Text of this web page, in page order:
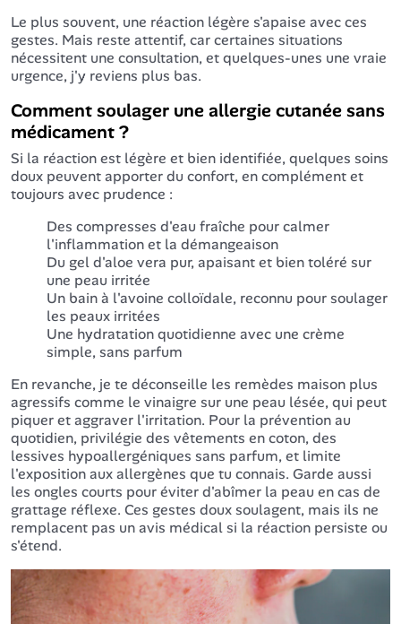
Le plus souvent, une réaction légère s'apaise avec ces
gestes. Mais reste attentif, car certaines situations
nécessitent une consultation, et quelques-unes une vraie
urgence, j'y reviens plus bas.
Comment soulager une allergie cutanée sans
médicament ?
Si la réaction est légère et bien identifiée, quelques soins
doux peuvent apporter du confort, en complément et
toujours avec prudence :
Des compresses d'eau fraîche pour calmer
l'inflammation et la démangeaison
Du gel d'aloe vera pur, apaisant et bien toléré sur
une peau irritée
Un bain à l'avoine colloïdale, reconnu pour soulager
les peaux irritées
Une hydratation quotidienne avec une crème
simple, sans parfum
En revanche, je te déconseille les remèdes maison plus
agressifs comme le vinaigre sur une peau lésée, qui peut
piquer et aggraver l'irritation. Pour la prévention au
quotidien, privilégie des vêtements en coton, des
lessives hypoallergéniques sans parfum, et limite
l'exposition aux allergènes que tu connais. Garde aussi
les ongles courts pour éviter d'abîmer la peau en cas de
grattage réflexe. Ces gestes doux soulagent, mais ils ne
remplacent pas un avis médical si la réaction persiste ou
s'étend.